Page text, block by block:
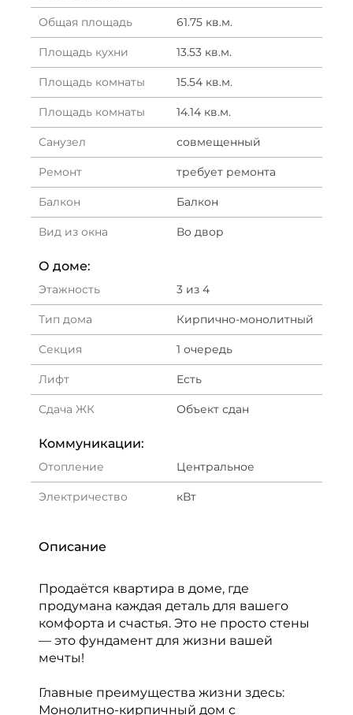
Общая площадь 61.75 кв.м.
Площадь кухни 13.53 кв.м.
Площадь комнаты 15.54 кв.м.
Площадь комнаты 14.14 кв.м.
Санузел совмещенный
Ремонт требует ремонта
Балкон Балкон
Вид из окна Во двор
О доме:
Этажность 3 из 4
Тип дома Кирпично-монолитный
Секция 1 очередь
Лифт Есть
Сдача ЖК Объект сдан
Коммуникации:
Отопление Центральное
Электричество кВт
Описание
Продаётся квартира в доме, где
продумана каждая деталь для вашего
комфорта и счастья. Это не просто стены
— это фундамент для жизни вашей
мечты!
Главные преимущества жизни здесь:
Монолитно-кирпичный дом с